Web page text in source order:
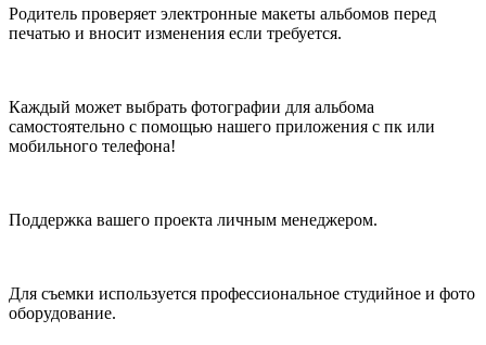
Родитель проверяет электронные макеты альбомов перед
печатью и вносит изменения если требуется.
Каждый может выбрать фотографии для альбома
самостоятельно с помощью нашего приложения с пк или
мобильного телефона!
Поддержка вашего проекта личным менеджером.
Для съемки используется профессиональное студийное и фото
оборудование.